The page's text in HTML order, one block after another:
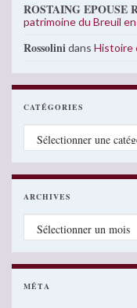
ROSTAING EPOUSE
patrimoine du Breuil
Rossolinidans Histoire
CATÉGORIES
Catégories
ARCHIVES
Archives
MÉTA